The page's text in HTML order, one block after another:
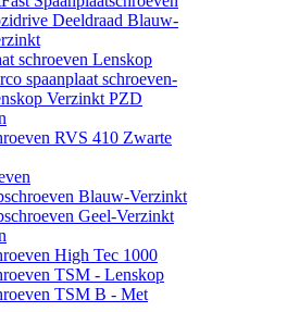
Deeldraad Blauw-
schroeven Lenskop
spaanplaat schroeven-
Verzinkt PZD
RVS 410 Zwarte
Blauw-Verzinkt
Geel-Verzinkt
High Tec 1000
TSM - Lenskop
TSM B - Met